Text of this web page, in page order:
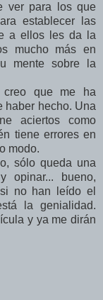
ver para los que
establecer las
a ellos les da la
mucho más en
mente sobre la
creo que me ha
haber hecho. Una
aciertos como
tiene errores en
modo.
sólo queda una
opinar... bueno,
no han leído el
la genialidad.
y ya me dirán